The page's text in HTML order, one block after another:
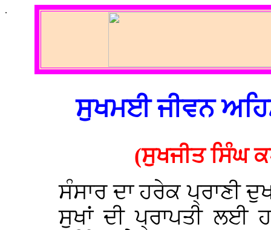
.
ਸੁਖਮਈ ਜੀਵਨ
(ਸੁਖਜੀਤ ਸਿੰਘ
ਸੰਸਾਰ ਦਾ ਹਰੇਕ ਪ੍ਰਾਣੀ
ਸੁਖਾਂ ਦੀ ਪ੍ਰਾਪਤੀ ਲਈ